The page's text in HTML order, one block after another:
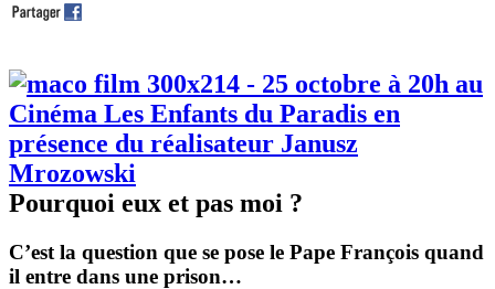
Pourquoi eux et pas moi ?
C’est la question que se pose le Pape François quand
il entre dans une prison…